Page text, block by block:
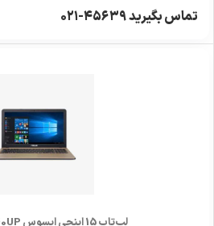
تماس بگیرید ۴۵۶۳۹-۰۲۱